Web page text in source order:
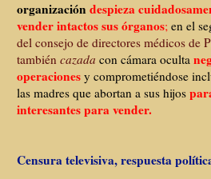
organizacióndespieza
vender intactos sus órganos; en el
del consejo de directores médicos de
también cazada con cámara oculta
operaciones y comprometiéndose
las madres que abortan a sus hijos
interesantes para vender.
Censura televisiva, respuesta